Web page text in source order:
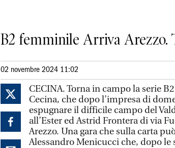
B2 femminile Arriva Arezzo.
02 novembre 2024 11:02
CECINA. Torna in campo la serie
Cecina, che dopo l’impresa di
espugnare il difficile campo del
all’Ester ed Astrid Frontera di via
Arezzo. Una gara che sulla carta
Alessandro Menicucci che, dopo